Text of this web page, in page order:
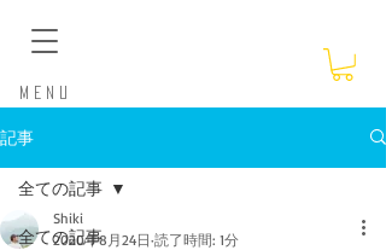
​Menu
記事
全ての記事
全ての記事
Shiki
2020年8月24日 読了時間: 1分